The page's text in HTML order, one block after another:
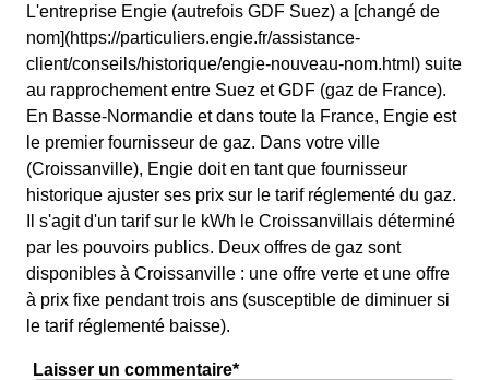
L'entreprise Engie (autrefois GDF Suez) a [changé de
nom](https://particuliers.engie.fr/assistance-
client/conseils/historique/engie-nouveau-nom.html) suite
au rapprochement entre Suez et GDF (gaz de France).
En Basse-Normandie et dans toute la France, Engie est
le premier fournisseur de gaz. Dans votre ville
(Croissanville), Engie doit en tant que fournisseur
historique ajuster ses prix sur le tarif réglementé du gaz.
Il s'agit d'un tarif sur le kWh le Croissanvillais déterminé
par les pouvoirs publics. Deux offres de gaz sont
disponibles à Croissanville : une offre verte et une offre
à prix fixe pendant trois ans (susceptible de diminuer si
le tarif réglementé baisse).
Laisser un commentaire*